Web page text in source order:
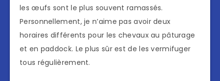
les œufs sont le plus souvent ramassés.
Personnellement, je n’aime pas avoir deux
horaires différents pour les chevaux au pâturage
et en paddock. Le plus sûr est de les vermifuger
tous régulièrement.